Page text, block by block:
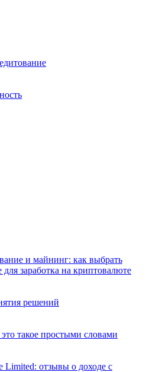
и майнинг: как выбрать
заработка на криптовалюте
решений
такое простыми словами
Limited: отзывы о доходе с